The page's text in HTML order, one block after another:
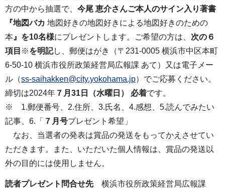
方の中から抽選で、 今尾 恵介さんご本人のサイン入り著書
『地図バカ 地図好きの地図好きによる地図好きのための
本 』を10名様にプレゼントします。ご希望の方は、 次の６
項目 ※を明記し、郵便はがき（〒231-0005 横浜市中区本町
6-50-10 横浜市役所政策経営局広報課 あて）又は電子メー
ル（ss-saihakken@city.yokohama.jp）でご応募ください。
締切は2024年 ７月31日（水曜日） 必着です。
※ 1.郵便番号、2.住所、3.氏名、4.感想、5.読んでみたい
記事、6.「 ７月号プレゼント希望」
なお、当選者の発表は賞品の発送をもってかえさせてい
ただきます。また、いただいた個人情報は、賞品の発送以
外の目的には使用しません。
読者プレゼント問合せ先 横浜市役所政策経営局広報課